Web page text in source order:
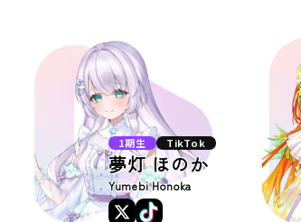
1期生 TikTok
夢灯 ほのか
Yumebi Honoka